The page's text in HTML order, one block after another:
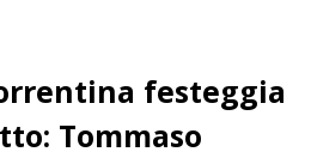
festeggia
Tommaso